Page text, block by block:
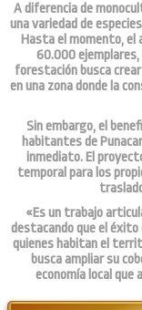
A diferencia de
una variedad de
Hasta el momento, el
60.000
forestación busca
en una zona donde la
Sin embargo, el
habitantes de
inmediato. El
temporal para los
«Es un trabajo
destacando que el éxito
quienes habitan el
busca ampliar su
economía local que